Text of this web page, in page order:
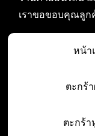
เราขอขอบคุณลูก
หน้า
ตะกร้
ตะกร้า